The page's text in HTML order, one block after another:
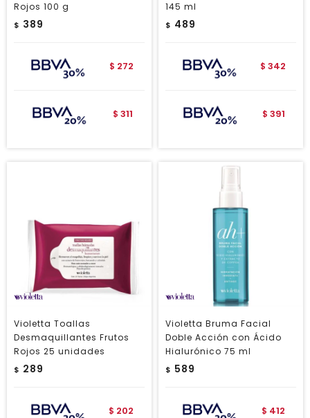
Rojos 100 g
$ 389
$ 272
$ 311
145 ml
$ 489
$ 342
$ 391
Violetta Toallas
Desmaquillantes Frutos
Rojos 25 unidades
$ 289
$ 202
Violetta Bruma Facial
Doble Acción con Ácido
Hialurónico 75 ml
$ 589
$ 412